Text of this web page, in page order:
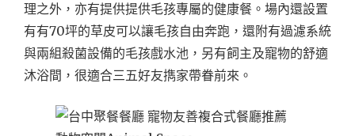
理之外，亦有提供提供毛孩專屬的健康餐。場內還設置
有有70坪的草皮可以讓毛孩自由奔跑，還附有過濾系統
與兩組殺菌設備的毛孩戲水池，另有飼主及寵物的舒適
沐浴間，很適合三五好友擕家帶眷前來。